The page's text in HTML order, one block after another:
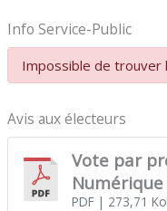
Info Service-Public
Impossible de trouver
Avis aux électeurs
Vote par
Numérique
PDF| 273,71 Ko